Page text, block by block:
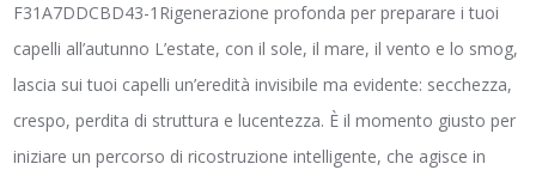
F31A7DDCBD43-1Rigenerazione profonda per preparare i tuoi
capelli all’autunno L’estate, con il sole, il mare, il vento e lo smog,
lascia sui tuoi capelli un’eredità invisibile ma evidente: secchezza,
crespo, perdita di struttura e lucentezza. È il momento giusto per
iniziare un percorso di ricostruzione intelligente, che agisce in